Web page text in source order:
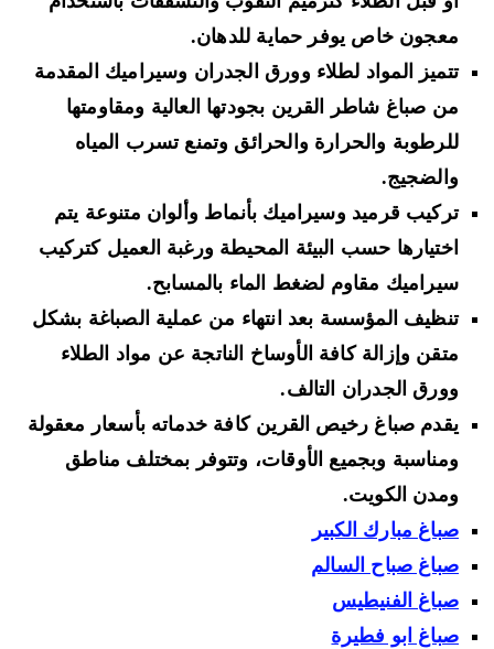
معجون خاص يوفر حماية للدهان.
تتميز المواد لطلاء وورق الجدران وسيراميك المقدمة
من صباغ شاطر القرين بجودتها العالية ومقاومتها
للرطوبة والحرارة والحرائق وتمنع تسرب المياه
والضجيج.
تركيب قرميد وسيراميك بأنماط وألوان متنوعة يتم
اختيارها حسب البيئة المحيطة ورغبة العميل كتركيب
سيراميك مقاوم لضغط الماء بالمسابح.
تنظيف المؤسسة بعد انتهاء من عملية الصباغة بشكل
متقن وإزالة كافة الأوساخ الناتجة عن مواد الطلاء
وورق الجدران التالف.
يقدم صباغ رخيص القرين كافة خدماته بأسعار معقولة
ومناسبة وبجميع الأوقات، وتتوفر بمختلف مناطق
ومدن الكويت.
صباغ مبارك الكبير
صباغ صباح السالم
صباغ الفنيطيس
صباغ ابو فطيرة